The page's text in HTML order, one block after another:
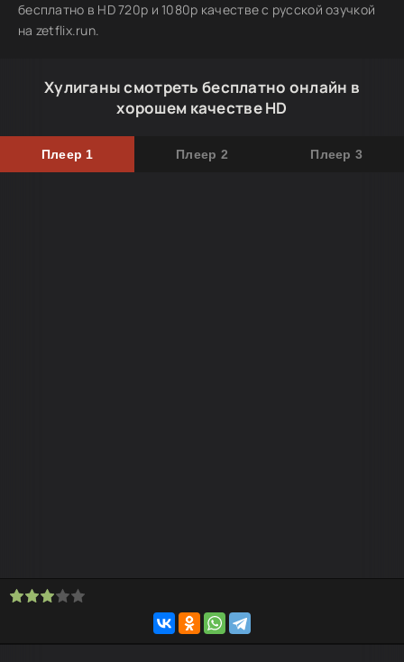
бесплатно в HD 720p и 1080p качестве с русской озучкой
на zetflix.run.
Хулиганы смотреть бесплатно онлайн в
хорошем качестве HD
Плеер 1 Плеер 2 Плеер 3